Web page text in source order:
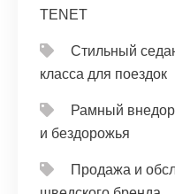
TENET
Стильный
класса для поездок
Рамный
и бездорожья
Продажа и